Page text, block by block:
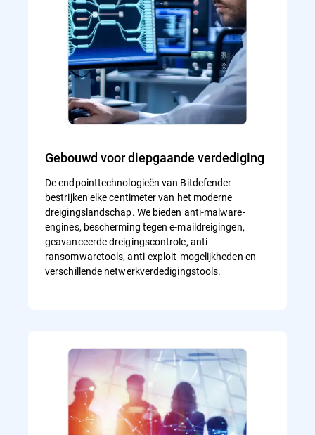
Gebouwd voor diepgaande verdediging
De endpointtechnologieën van Bitdefender
bestrijken elke centimeter van het moderne
dreigingslandschap. We bieden anti-malware-
engines, bescherming tegen e-maildreigingen,
geavanceerde dreigingscontrole, anti-
ransomwaretools, anti-exploit-mogelijkheden en
verschillende netwerkverdedigingstools.